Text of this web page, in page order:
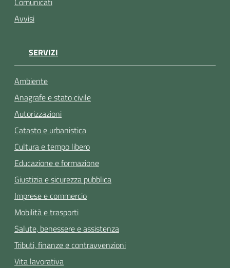
Avvisi
SERVIZI
Ambiente
Anagrafe e stato civile
Autorizzazioni
Catasto e urbanistica
Cultura e tempo libero
Educazione e formazione
Giustizia e sicurezza pubblica
Imprese e commercio
Mobilità e trasporti
Salute, benessere e assistenza
Tributi, finanze e contravvenzioni
Vita lavorativa